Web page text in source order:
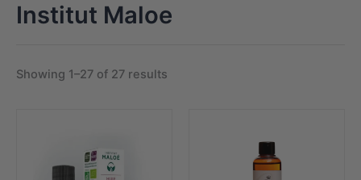
Institut Maloe
Showing 1–27 of 27 results